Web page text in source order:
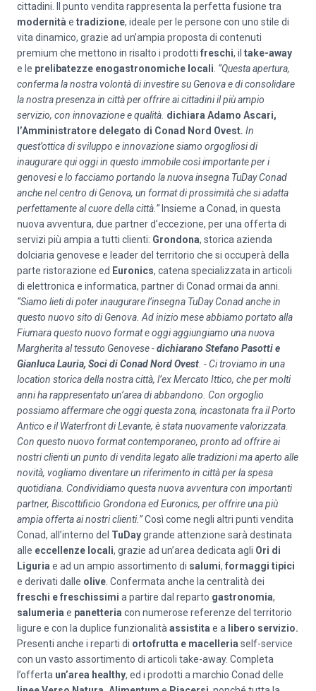
cittadini. Il punto vendita rappresenta la perfetta fusione tra
modernità e tradizione, ideale per le persone con uno stile di
vita dinamico, grazie ad un’ampia proposta di contenuti
premium che mettono in risalto i prodotti freschi, il take-away
e le prelibatezze enogastronomiche locali “Questa apertura,
conferma la nostra volontà di investire su Genova e di consolidare
la nostra presenza in città per offrire ai cittadini il più ampio
servizio, con innovazione e qualità. dichiara Adamo Ascari,
l’Amministratore delegato di Conad Nord Ovest. In
quest’ottica di sviluppo e innovazione siamo orgogliosi di
inaugurare qui oggi in questo immobile così importante per i
genovesi e lo facciamo portando la nuova insegna TuDay Conad
anche nel centro di Genova, un format di prossimità che si adatta
perfettamente al cuore della città.”Insieme a Conad, in questa
nuova avventura, due partner d’eccezione, per una offerta di
servizi più ampia a tutti clienti: Grondona, storica azienda
dolciaria genovese e leader del territorio che si occuperà della
parte ristorazione ed Euronics, catena specializzata in articoli
di elettronica e informatica, partner di Conad ormai da anni.
“Siamo lieti di poter inaugurare l’insegna TuDay Conad anche in
questo nuovo sito di Genova. Ad inizio mese abbiamo portato alla
Fiumara questo nuovo format e oggi aggiungiamo una nuova
Margherita al tessuto Genovese -dichiarano Stefano Pasotti e
Gianluca Lauria, Soci di Conad Nord Ovest . - Ci troviamo in una
location storica della nostra città, l’ex Mercato Ittico, che per molti
anni ha rappresentato un’area di abbandono. Con orgoglio
possiamo affermare che oggi questa zona, incastonata fra il Porto
Antico e il Waterfront di Levante, è stata nuovamente valorizzata.
Con questo nuovo format contemporaneo, pronto ad offrire ai
nostri clienti un punto di vendita legato alle tradizioni ma aperto alle
novità, vogliamo diventare un riferimento in città per la spesa
quotidiana. Condividiamo questa nuova avventura con importanti
partner, Biscottificio Grondona ed Euronics, per offrire una più
ampia offerta ai nostri clienti.”Così come negli altri punti vendita
Conad, all’interno del TuDaygrande attenzione sarà destinata
alle eccellenze locali, grazie ad un’area dedicata agli Ori di
Liguria e ad un ampio assortimento di salumi, formaggi tipici
e derivati dalle olive . Confermata anche la centralità dei
freschi e freschissimi a partire dal reparto gastronomia,
salumeria e panetteria con numerose referenze del territorio
ligure e con la duplice funzionalità assistita e a libero servizio.
Presenti anche i reparti di ortofrutta e macelleria self-service
con un vasto assortimento di articoli take-away. Completa
l’offerta un’area healthy, ed i prodotti a marchio Conad delle